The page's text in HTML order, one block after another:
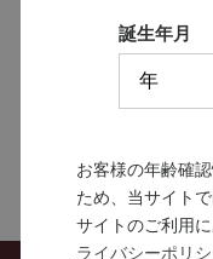
特
誕生年月
お客様の年齢確
ため、当サイト
サイトのご利用
ライバシーポリ